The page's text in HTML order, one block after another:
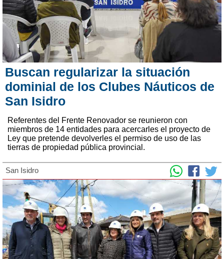
Buscan regularizar la situación
dominial de los Clubes Náuticos de
San Isidro
Referentes del Frente Renovador se reunieron con
miembros de 14 entidades para acercarles el proyecto de
Ley que pretende devolverles el permiso de uso de las
tierras de propiedad pública provincial.
San Isidro